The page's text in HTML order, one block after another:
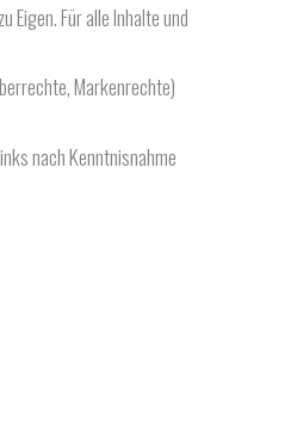
Für alle Inhalte und
Markenrechte)
nach Kenntnisnahme